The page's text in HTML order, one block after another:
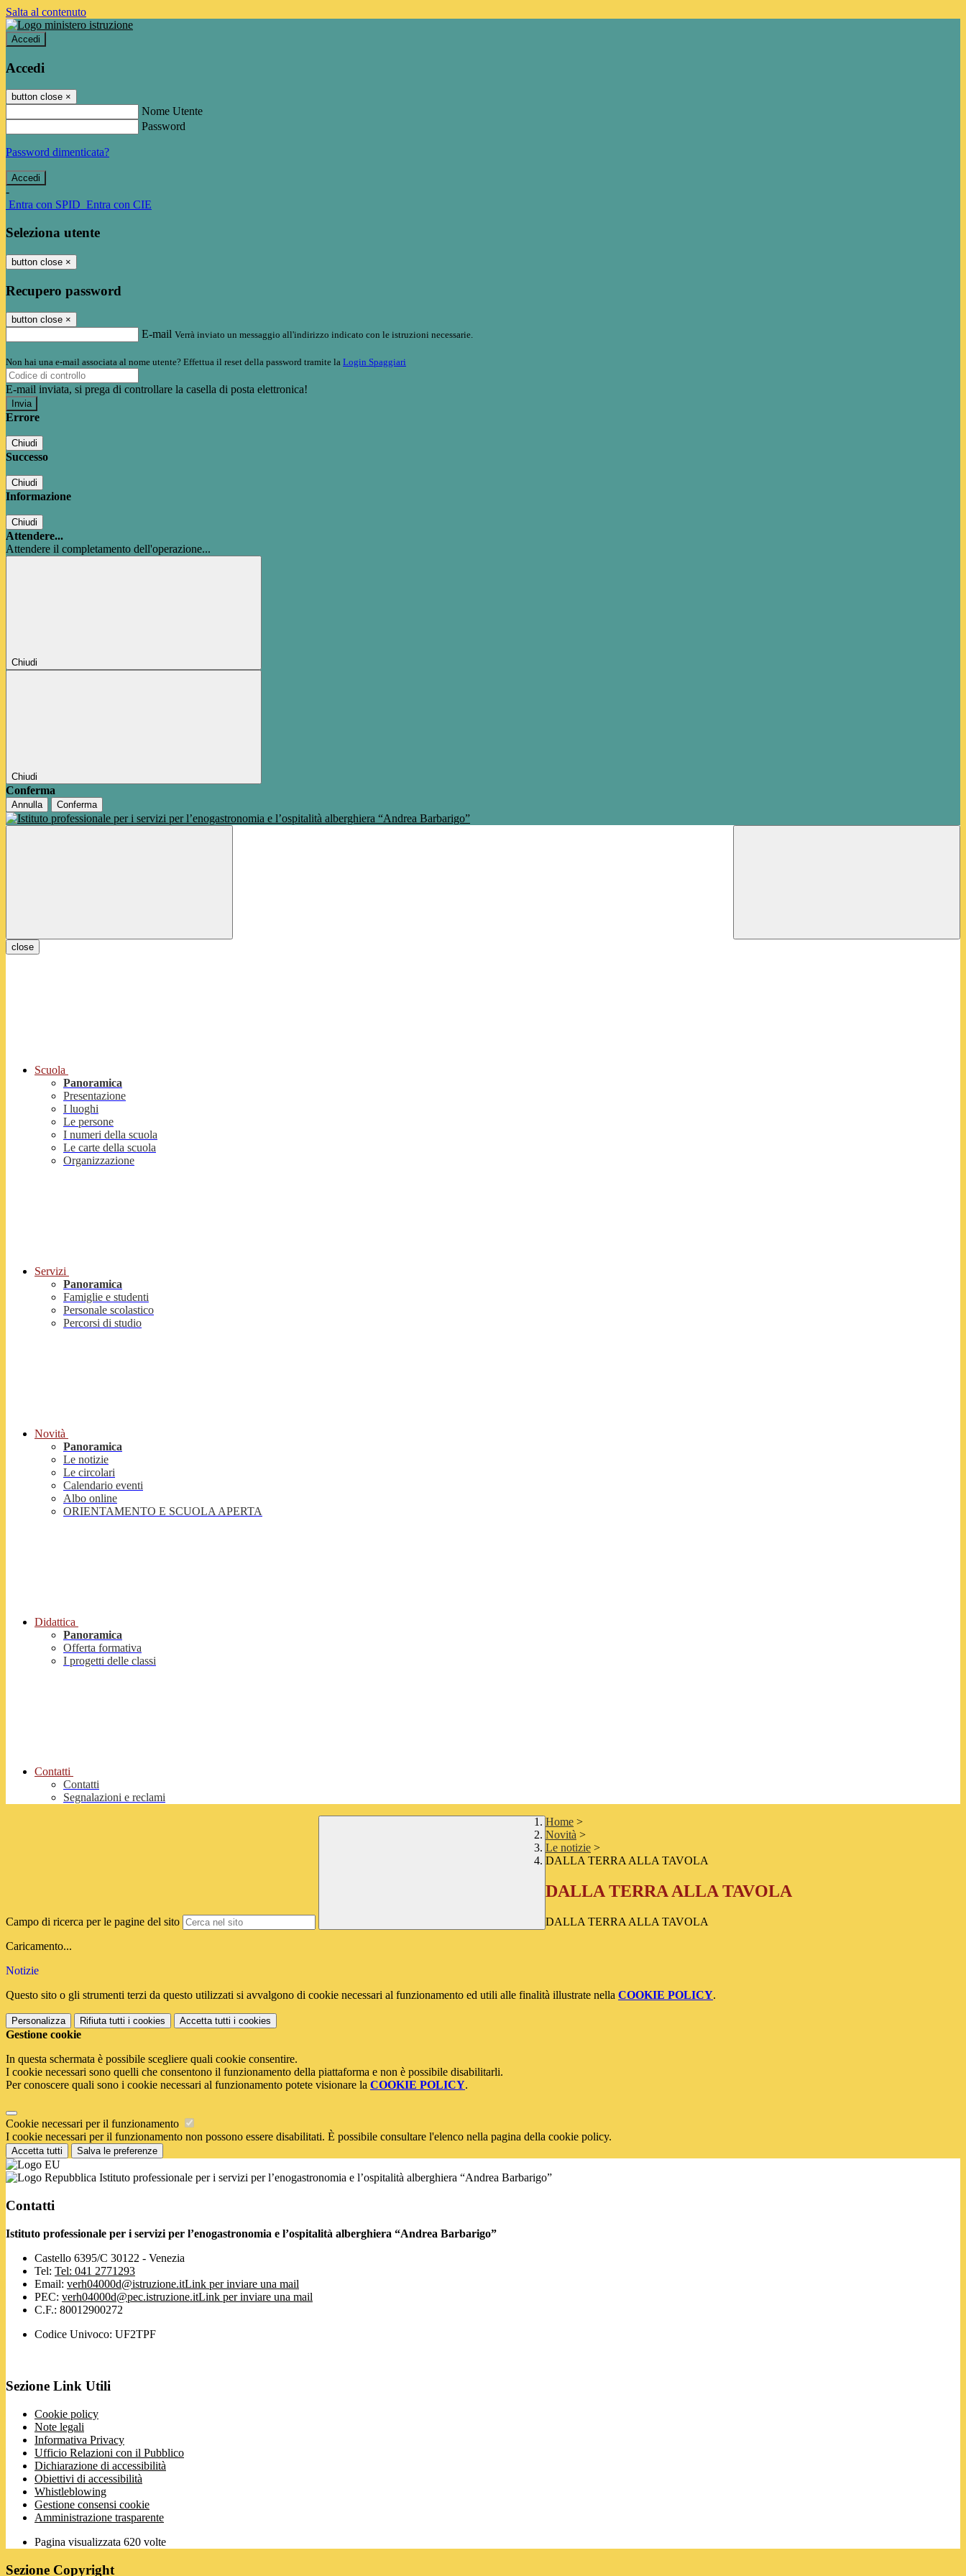
Salta al contenuto
Accedi
Accedi
button close ×
Nome Utente
Password
Password dimenticata?
-
Entra con SPID Entra con CIE
Seleziona utente
button close ×
Recupero password
button close ×
E-mail Verrà inviato un messaggio all'indirizzo indicato con le istruzioni necessarie.
Non hai una e-mail associata al nome utente? Effettua il reset della password tramite la Login Spaggiari
E-mail inviata, si prega di controllare la casella di posta elettronica!
Errore
Chiudi
Successo
Chiudi
Informazione
Chiudi
Attendere...
Attendere il completamento dell'operazione...
Chiudi
Chiudi
Conferma
Annulla Conferma
close
Scuola
Panoramica
Presentazione
I luoghi
Le persone
I numeri della scuola
Le carte della scuola
Organizzazione
Servizi
Panoramica
Famiglie e studenti
Personale scolastico
Percorsi di studio
Novità
Panoramica
Le notizie
Le circolari
Calendario eventi
Albo online
ORIENTAMENTO E SCUOLA APERTA
Didattica
Panoramica
Offerta formativa
I progetti delle classi
Contatti
Contatti
Segnalazioni e reclami
Campo di ricerca per le pagine del sito
Home >
Novità >
Le notizie >
DALLA TERRA ALLA TAVOLA
DALLA TERRA ALLA TAVOLA
DALLA TERRA ALLA TAVOLA
Caricamento...
Notizie
Questo sito o gli strumenti terzi da questo utilizzati si avvalgono di cookie necessari al funzionamento ed utili alle finalità illustrate nella COOKIE POLICY.
Personalizza Rifiuta tutti i cookies Accetta tutti i cookies
Gestione cookie
In questa schermata è possibile scegliere quali cookie consentire.
I cookie necessari sono quelli che consentono il funzionamento della piattaforma e non è possibile disabilitarli.
Per conoscere quali sono i cookie necessari al funzionamento potete visionare la COOKIE POLICY.
Cookie necessari per il funzionamento
I cookie necessari per il funzionamento non possono essere disabilitati. È possibile consultare l'elenco nella pagina della cookie policy.
Accetta tutti Salva le preferenze
Istituto professionale per i servizi per l’enogastronomia e l’ospitalità alberghiera “Andrea Barbarigo”
Contatti
Istituto professionale per i servizi per l’enogastronomia e l’ospitalità alberghiera “Andrea Barbarigo”
Castello 6395/C 30122 - Venezia
Tel: Tel: 041 2771293
Email: verh04000d@istruzione.itLink per inviare una mail
PEC: verh04000d@pec.istruzione.itLink per inviare una mail
C.F.: 80012900272
Codice Univoco: UF2TPF
Sezione Link Utili
Cookie policy
Note legali
Informativa Privacy
Ufficio Relazioni con il Pubblico
Dichiarazione di accessibilità
Obiettivi di accessibilità
Whistleblowing
Gestione consensi cookie
Amministrazione trasparente
Pagina visualizzata 620 volte
Sezione Copyright